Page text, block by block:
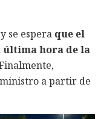
se espera que el
última hora de la
a partir de